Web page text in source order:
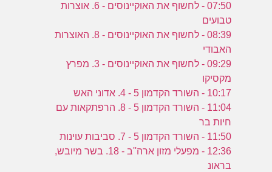
07:50 - לחשוף את האוקיינוסים - 6. אוצרות
טבועים
08:39 - לחשוף את האוקיינוסים - 8. האוצרות
האבודי
09:29 - לחשוף את האוקיינוסים - 3. מפרץ
מקסיקו
10:17 - השורד הקדמון 5 - 4. אדוני האש
11:04 - השורד הקדמון 5 - 8. הרפתקאות עם
חיות בר
11:50 - השורד הקדמון 5 - 7. סביבות עוינות
12:36 - מפעלי מזון ארה''ב - 18. בשר מיובש,
בראונ